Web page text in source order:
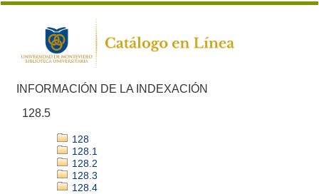
INFORMACIÓN DE LA INDEXACIÓN
128.5
128
128.1
128.2
128.3
128.4